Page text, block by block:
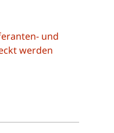
und
werden